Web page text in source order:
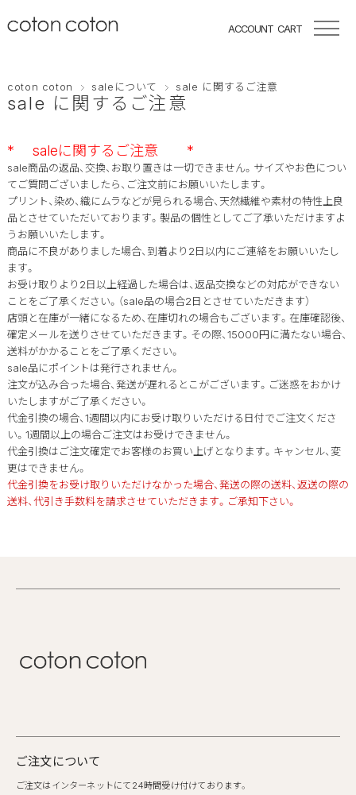
ACCOUNT CART
coton coton saleについて sale に関するご注意
sale に関するご注意
* saleに関するご注意 *
sale商品の返品、交換、お取り置きは一切できません。 サイズやお色につい
てご質問ございましたら、ご注文前にお願いいたします。
プリント、染め、織にムラなどが見られる場合、天然繊維や素材の特性上良
品とさせていただいております。製品の個性としてご了承いただけますよ
うお願いいたします。
商品に不良がありました場合、到着より2日以内にご連絡をお願いいたし
ます。
お受け取りより2日以上経過した場合は、返品交換などの対応ができない
ことをご了承ください。（sale品の場合2日とさせていただきます）
店頭と在庫が一緒になるため、在庫切れの場合もございます。在庫確認後、
確定メールを送りさせていただきます。その際、15000円に満たない場合、
送料がかかることをご了承ください。
sale品にポイントは発行されません。
注文が込み合った場合、発送が遅れるとこがございます。 ご迷惑をおかけ
いたしますがご了承ください。
代金引換の場合、1週間以内にお受け取りいただける日付でご注文くださ
い。1週間以上の場合ご注文はお受けできません。
代金引換はご注文確定でお客様のお買い上げとなります。キャンセル、変
更はできません。
代金引換をお受け取りいただけなかった場合、発送の際の送料、返送の際の
送料、代引き手数料を請求させていただきます。ご承知下さい。
ご注文について
ご注文はインターネットにて24時間受け付けております。